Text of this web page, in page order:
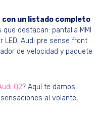
con un listado completo
que destacan: pantalla MMI
LED, Audi pre sense front
de velocidad y paquete
Q2? Aquí te damos
al volante,